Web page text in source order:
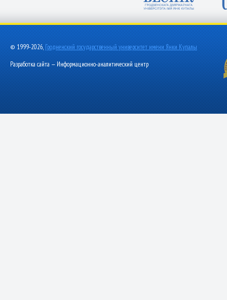
© 1999-2026, Гродненский государственный университет имени Янки Купалы
Разработка сайта — Информационно-аналитический центр